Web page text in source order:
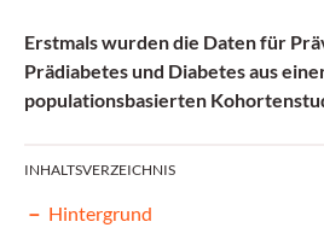
Erstmals wurden die Daten für
Prädiabetes und Diabetes aus
populationsbasierten
INHALTSVERZEICHNIS
Hintergrund